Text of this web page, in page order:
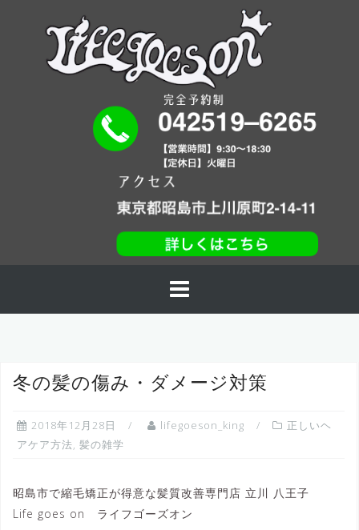
テ
冬の髪の傷み・ダメージ対策
2018年12月28日 lifegoeson_king
正しいヘ
アケア方法 髪の雑学
昭島市で縮毛矯正が得意な髪質改善専門店 立川 八王子
Life goes on ライフゴーズオン